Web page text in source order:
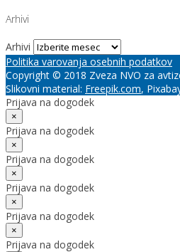
Arhivi
Arhivi
Politika varovanja osebnih podatkov
Copyright © 2018 Zveza NVO za
Slikovni material: Freepik.com,
Prijava na dogodek
×
Prijava na dogodek
×
Prijava na dogodek
×
Prijava na dogodek
×
Prijava na dogodek
×
Prijava na dogodek